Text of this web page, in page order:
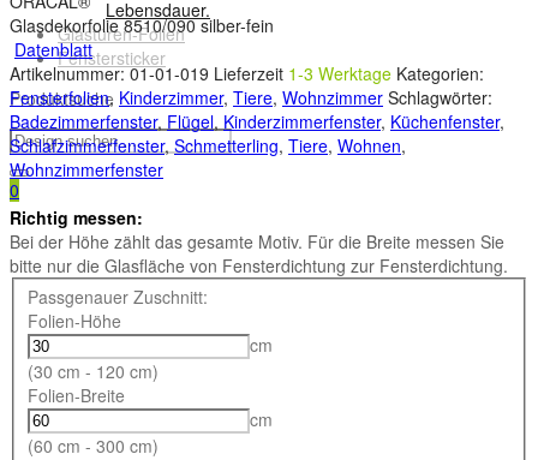
Lebensdauer.
Glastüren-Folien
Fenstersticker
Produktsuche
0
Glasdekorfolie 8510/090 silber-fein
Datenblatt
Artikelnummer:01-01-019 Lieferzeit 1-3 Werktage Kategorien:
Fensterfolien, Kinderzimmer, Tiere, Wohnzimmer Schlagwörter:
Badezimmerfenster, Flügel, Kinderzimmerfenster, Küchenfenster,
Schlafzimmerfenster, Schmetterling, Tiere, Wohnen,
Wohnzimmerfenster
Richtig messen:
Bei der Höhe zählt das gesamte Motiv. Für die Breite messen Sie
bitte nur die Glasfläche von Fensterdichtung zur Fensterdichtung.
Passgenauer Zuschnitt:
Folien-Höhe
cm
(30 cm - 120 cm)
Folien-Breite
cm
(60 cm - 300 cm)